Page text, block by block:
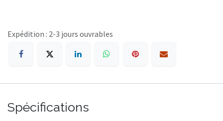
Expédition : 2-3 jours ouvrables
Spécifications